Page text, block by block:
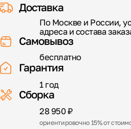
Доставка
По Москве и России,
адреса и состава
Самовывоз
бесплатно
Гарантия
1 год
Сборка
28 950 ₽
ориентировочно 15% от